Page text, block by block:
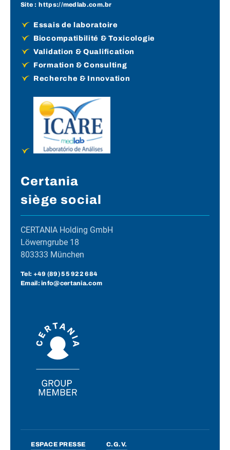
Site : https://medlab.com.br
Essais de laboratoire
Biocompatibilité & Toxicologie
Validation & Qualification
Formation & Consulting
Recherche & Innovation
Certania
siège social
CERTANIA Holding GmbH
Löwerngrube 18
803333 München
Tel: +49 (89) 55 922 684
Email: info@certania.com
ESPACE PRESSE C.G.V.